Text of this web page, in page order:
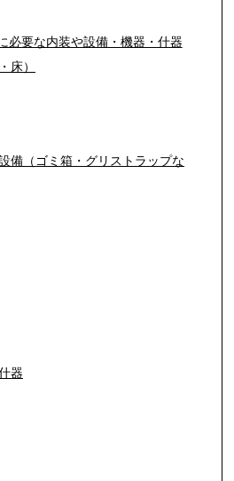
必要な内装や設備・機器・什器
床）
備（ゴミ箱・グリストラップな
器